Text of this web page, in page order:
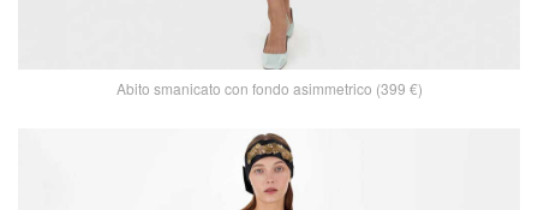
Abito smanicato con fondo asimmetrico (399 €)